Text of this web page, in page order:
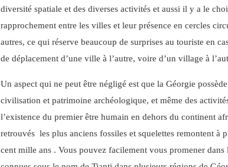
diversité spatiale et des diverses activités et aussi il y a le
rapprochement entre les villes et leur présence en cercles
autres, ce qui réserve beaucoup de surprises au touriste en
de déplacement d’une ville à l’autre, voire d’un village à
Un aspect qui ne peut être négligé est que la Géorgie
civilisation et patrimoine archéologique, et même des
l’existence du premier être humain en dehors du continent
retrouvés les plus anciens fossiles et squelettes remontent à
cent mille ans . Vous pouvez facilement vous promener